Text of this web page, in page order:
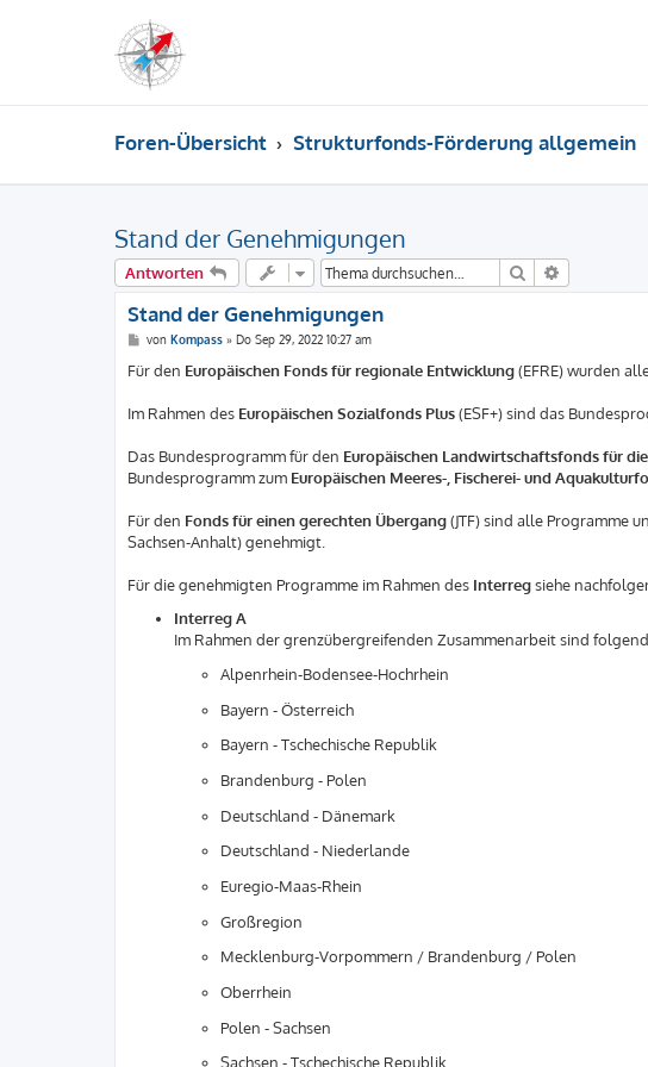
Foren-Übersicht Strukturfonds-Förderung allgemein
Stand der Genehmigungen
Antworten Suche
Stand der Genehmigungen
B
i
t
a
g
von Kompass» Do Sep 29, 2022 10:27 am
Für den Europäischen Fonds für regionale Entwicklung(EFRE) wurden
Im Rahmen des Europäischen Sozialfonds Plus(ESF+) sind das
Das Bundesprogramm für den Europäischen Landwirtschaftsfonds für
Bundesprogramm zum Europäischen Meeres-, Fischerei- und
Für den Fonds für einen gerechten Übergang(JTF) sind alle Programme
Sachsen-Anhalt) genehmigt.
Für die genehmigten Programme im Rahmen des Interregsiehe
Interreg A
Im Rahmen der grenzübergreifenden Zusammenarbeit sind
Alpenrhein-Bodensee-Hochrhein
Bayern - Österreich
Bayern - Tschechische Republik
Brandenburg - Polen
Deutschland - Dänemark
Deutschland - Niederlande
Euregio-Maas-Rhein
Großregion
Mecklenburg-Vorpommern / Brandenburg / Polen
Oberrhein
Polen - Sachsen
Sachsen - Tschechische Republik